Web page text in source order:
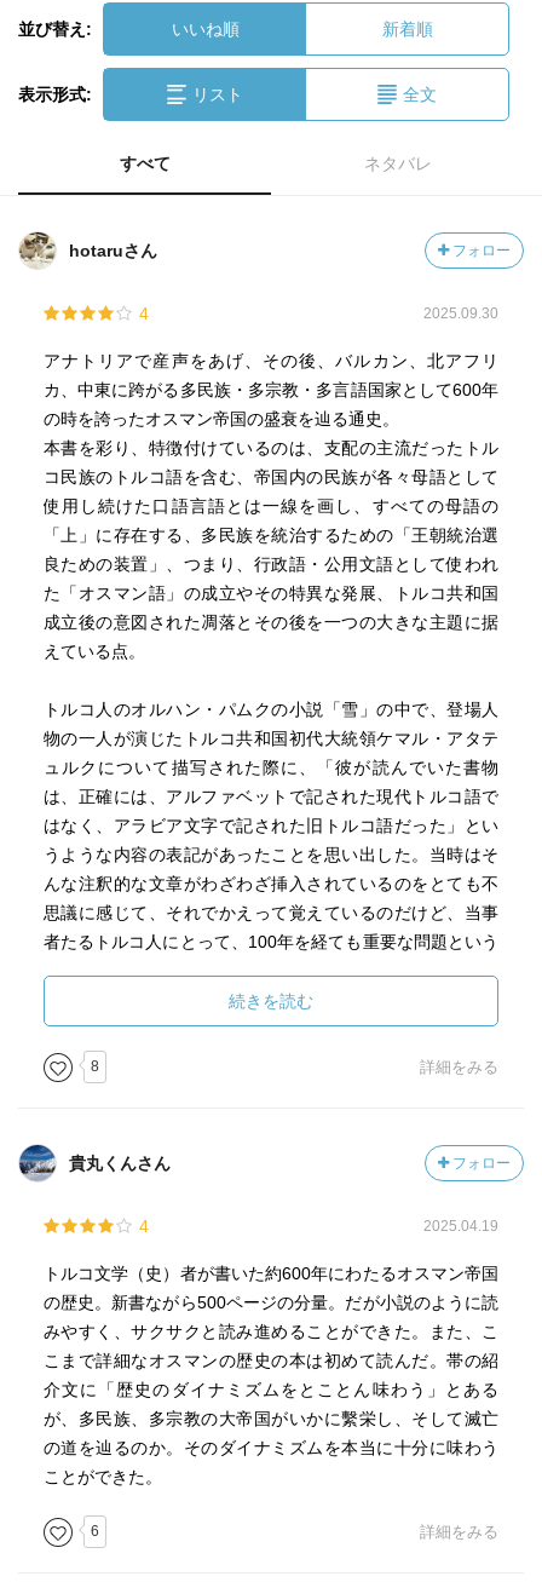
並び替え: いいね順 新着順
表示形式: リスト 全文
すべて ネタバレ
hotaruさん フォロー
4 2025.09.30
アナトリアで産声をあげ、その後、バルカン、北アフリ
カ、中東に跨がる多民族・多宗教・多言語国家として600年
の時を誇ったオスマン帝国の盛衰を辿る通史。
本書を彩り、特徴付けているのは、支配の主流だったトル
コ民族のトルコ語を含む、帝国内の民族が各々母語として
使用し続けた口語言語とは一線を画し、すべての母語の
「上」に存在する、多民族を統治するための「王朝統治選
良ための装置」、つまり、行政語・公用文語として使われ
た「オスマン語」の成立やその特異な発展、トルコ共和国
成立後の意図された凋落とその後を一つの大きな主題に据
えている点。
トルコ人のオルハン・パムクの小説「雪」の中で、登場人
物の一人が演じたトルコ共和国初代大統領ケマル・アタテ
ュルクについて描写された際に、「彼が読んでいた書物
は、正確には、アルファベットで記された現代トルコ語で
はなく、アラビア文字で記された旧トルコ語だった」とい
うような内容の表記があったことを思い出した。当時はそ
んな注釈的な文章がわざわざ挿入されているのをとても不
思議に感じて、それでかえって覚えているのだけど、当事
者たるトルコ人にとって、100年を経ても重要な問題という
著者の宮下さんによると、現代において、「オスマン語」
をトルコ語の一種とみなすが否かは視点をどこに置くかに
よって全く意見が食い違うために激しい論争があり、永久
ど。
ながらも多民族を取り込みまとめ上げるために変化し続け
た「緩やかな統治制度」と「(立身出世のためには習得が欠
かせなかった)優位のオスマン語」を両輪としながらも、西
欧的な近代化の波に乗り切れず、そして、民族意識と運動
の高まりの中で崩壊したオスマン帝国。
本書を読み進める中で、このオスマン帝国の歴史の先に、
旧帝国構成地出身の近代作家による、民族特有の意識の流
西欧文化の受容と消えない対抗意識の相剋というトルコ人
の自意識を繰り返し書いたパムクや、自分の力では変えら
続きを読む
8 詳細をみる
貴丸くんさん フォロー
4 2025.04.19
トルコ文学（史）者が書いた約600年にわたるオスマン帝国
の歴史。新書ながら500ページの分量。だが小説のように読
みやすく、サクサクと読み進めることができた。また、こ
こまで詳細なオスマンの歴史の本は初めて読んだ。帯の紹
介文に「歴史のダイナミズムをとことん味わう」とある
が、多民族、多宗教の大帝国がいかに繫栄し、そして滅亡
の道を辿るのか。そのダイナミズムを本当に十分に味わう
ことができた。
6 詳細をみる